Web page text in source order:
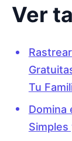
Ver
Tu
Domina
Simples